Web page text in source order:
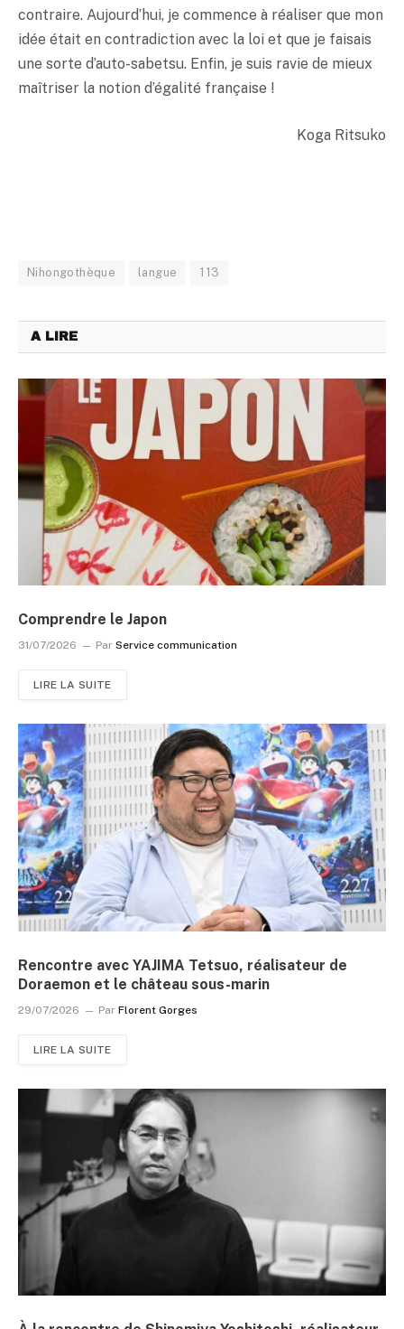
contraire. Aujourd’hui, je commence à réaliser que mon
idée était en contradiction avec la loi et que je faisais
une sorte d’auto-sabetsu. Enfin, je suis ravie de mieux
maîtriser la notion d’égalité française !
Koga Ritsuko
Nihongothèque langue 113
A LIRE
Comprendre le Japon
31/07/2026 Par Service communication
LIRE LA SUITE
Rencontre avec YAJIMA Tetsuo, réalisateur de
Doraemon et le château sous-marin
29/07/2026 Par Florent Gorges
LIRE LA SUITE